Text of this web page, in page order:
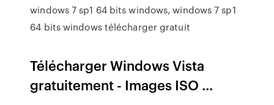
windows 7 sp1 64 bits windows, windows 7 sp1
64 bits windows télécharger gratuit
Télécharger Windows Vista
gratuitement - Images ISO ...